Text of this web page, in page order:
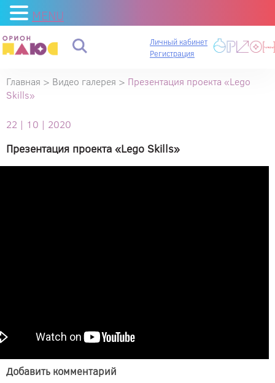
Личный кабинет
Регистрация
Главная > Видео галерея > Презентация проекта «Lego
Skills»
22 | 10 | 2020
Презентация проекта «Lego Skills»
Добавить комментарий
MENU